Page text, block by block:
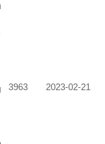
3963 2023-02-21